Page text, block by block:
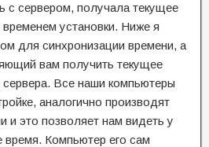
с сервером, получала текущее
установки. Ниже я
для синхронизации времени, а
вам получить текущее
Все наши компьютеры
аналогично производят
и это позволяет нам видеть у
время. Компьютер его сам